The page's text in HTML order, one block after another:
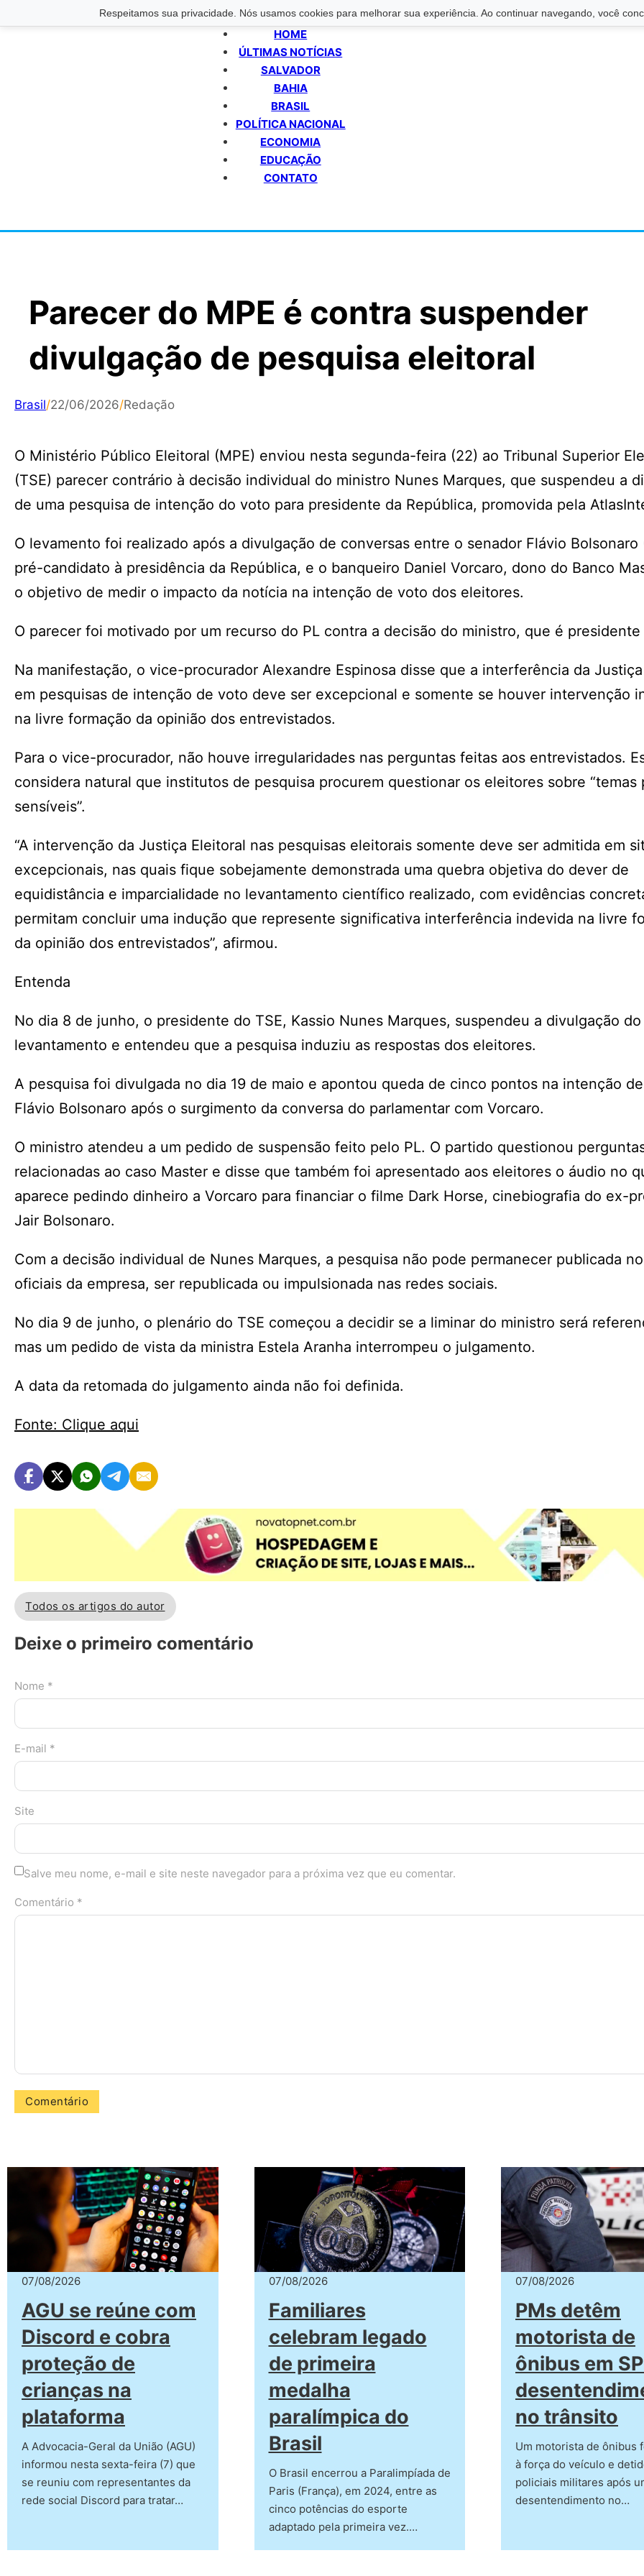
Respeitamos sua privacidade. Nós usamos cookies para melhorar sua experiência. Ao continuar navegando, você
HOME
ÚLTIMAS NOTÍCIAS
SALVADOR
BAHIA
BRASIL
POLÍTICA NACIONAL
ECONOMIA
EDUCAÇÃO
CONTATO
Parecer do MPE é contra suspender
divulgação de pesquisa eleitoral
Brasil/22/06/2026/Redação
O Ministério Público Eleitoral (MPE) enviou nesta segunda-feira (22) ao Tribunal Superior
(TSE) parecer contrário à decisão individual do ministro Nunes Marques, que suspendeu a
de uma pesquisa de intenção do voto para presidente da República, promovida pela
O levamento foi realizado após a divulgação de conversas entre o senador Flávio Bolsonaro
pré-candidato à presidência da República, e o banqueiro Daniel Vorcaro, dono do Banco
o objetivo de medir o impacto da notícia na intenção de voto dos eleitores.
O parecer foi motivado por um recurso do PL contra a decisão do ministro, que é presidente
Na manifestação, o vice-procurador Alexandre Espinosa disse que a interferência da
em pesquisas de intenção de voto deve ser excepcional e somente se houver intervenção
na livre formação da opinião dos entrevistados.
Para o vice-procurador, não houve irregularidades nas perguntas feitas aos entrevistados.
considera natural que institutos de pesquisa procurem questionar os eleitores sobre “temas
sensíveis”.
“A intervenção da Justiça Eleitoral nas pesquisas eleitorais somente deve ser admitida em
excepcionais, nas quais fique sobejamente demonstrada uma quebra objetiva do dever de
equidistância e imparcialidade no levantamento científico realizado, com evidências
permitam concluir uma indução que represente significativa interferência indevida na livre
da opinião dos entrevistados”, afirmou.
Entenda
No dia 8 de junho, o presidente do TSE, Kassio Nunes Marques, suspendeu a divulgação do
levantamento e entendeu que a pesquisa induziu as respostas dos eleitores.
A pesquisa foi divulgada no dia 19 de maio e apontou queda de cinco pontos na intenção
Flávio Bolsonaro após o surgimento da conversa do parlamentar com Vorcaro.
O ministro atendeu a um pedido de suspensão feito pelo PL. O partido questionou
relacionadas ao caso Master e disse que também foi apresentado aos eleitores o áudio no
aparece pedindo dinheiro a Vorcaro para financiar o filme Dark Horse, cinebiografia do ex-
Jair Bolsonaro.
Com a decisão individual de Nunes Marques, a pesquisa não pode permanecer publicada
oficiais da empresa, ser republicada ou impulsionada nas redes sociais.
No dia 9 de junho, o plenário do TSE começou a decidir se a liminar do ministro será
mas um pedido de vista da ministra Estela Aranha interrompeu o julgamento.
A data da retomada do julgamento ainda não foi definida.
Fonte: Clique aqui
Todos os artigos do autor
Deixe o primeiro comentário
Nome *
E-mail *
Site
Salve meu nome, e-mail e site neste navegador para a próxima vez que eu comentar.
Comentário *
07/08/2026
AGU se reúne com
Discord e cobra
proteção de
crianças na
plataforma
A Advocacia-Geral da União (AGU)
informou nesta sexta-feira (7) que
se reuniu com representantes da
rede social Discord para tratar…
07/08/2026
Familiares
celebram legado
de primeira
medalha
paralímpica do
Brasil
O Brasil encerrou a Paralimpíada de
Paris (França), em 2024, entre as
cinco potências do esporte
adaptado pela primeira vez.…
07/08/2026
PMs detêm
motorista de
ônibus em
no trânsito
Um motorista de ônibus
à força do veículo e
policiais militares após
desentendimento no…